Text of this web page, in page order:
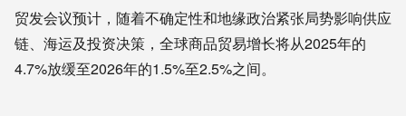
贸发会议预计，随着不确定性和地缘政治紧张局势影响供应
链、海运及投资决策，全球商品贸易增长将从2025年的
4.7%放缓至2026年的1.5%至2.5%之间。